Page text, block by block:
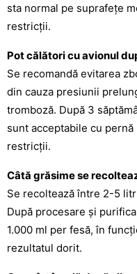
sta normal pe suprafețe
restricții.
Pot călători cu avionul
Se recomandă evitarea
din cauza presiunii
tromboză. După 3
sunt acceptabile cu pernă
restricții.
Câtă grăsime se
Se recoltează între 2-5
După procesare și
1.000 ml per fesă, în
rezultatul dorit.